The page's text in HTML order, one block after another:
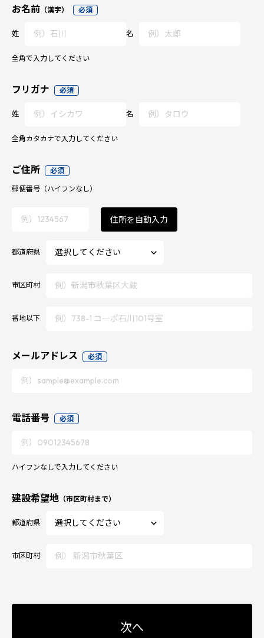
お名前 （漢字） 必須
姓 名
全角で入力してください
フリガナ 必須
姓 名
全角カタカナで入力してください
ご住所 必須
郵便番号 （ハイフンなし）
住所を自動入力
都道府県
市区町村
番地以下
メールアドレス 必須
電話番号 必須
ハイフンなしで入力してください
建設希望地 （市区町村まで）
都道府県
市区町村